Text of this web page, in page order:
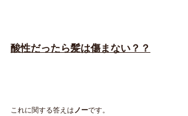
酸性だったら髪は傷まない？？
これに関する答えはノーです。